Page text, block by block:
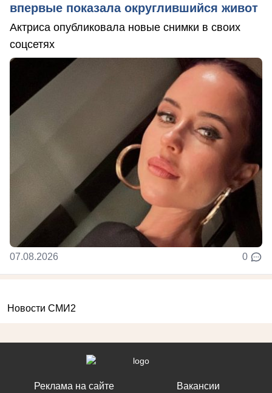
впервые показала округлившийся живот
Актриса опубликовала новые снимки в своих
соцсетях
07.08.2026 0
Новости СМИ2
Реклама на сайте Вакансии